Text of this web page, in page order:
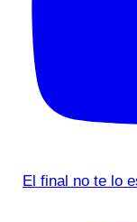
El final no te lo